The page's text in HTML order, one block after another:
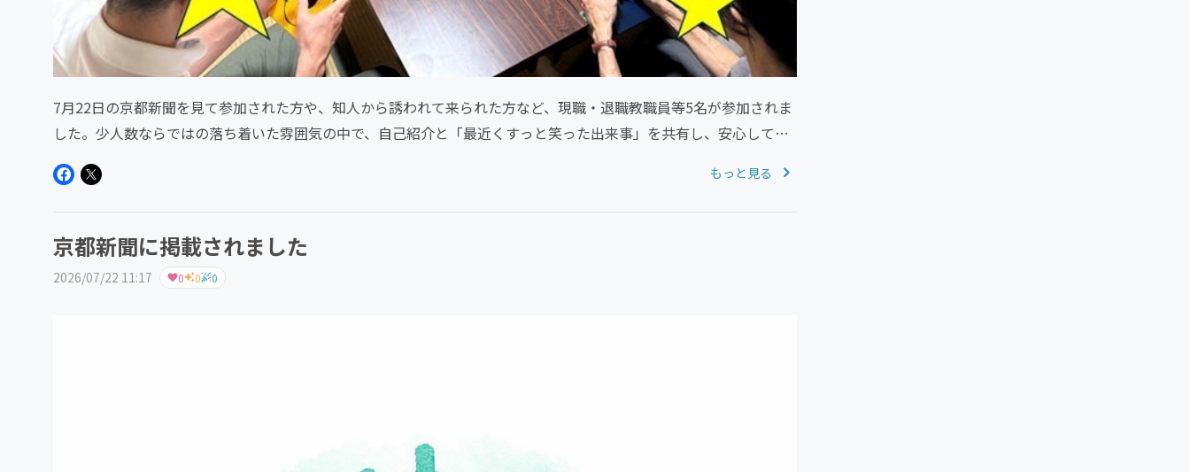
7月22日の京都新聞を見て参加された方や、知人から誘われて来られた方など、現職・退職教職員等5名が参加されま
した。少人数ならではの落ち着いた雰囲気の中で、自己紹介と「最近くすっと笑った出来事」を共有し、安心して話
もっと見る
京都新聞に掲載されました
2026/07/22 11:17 0 0 0